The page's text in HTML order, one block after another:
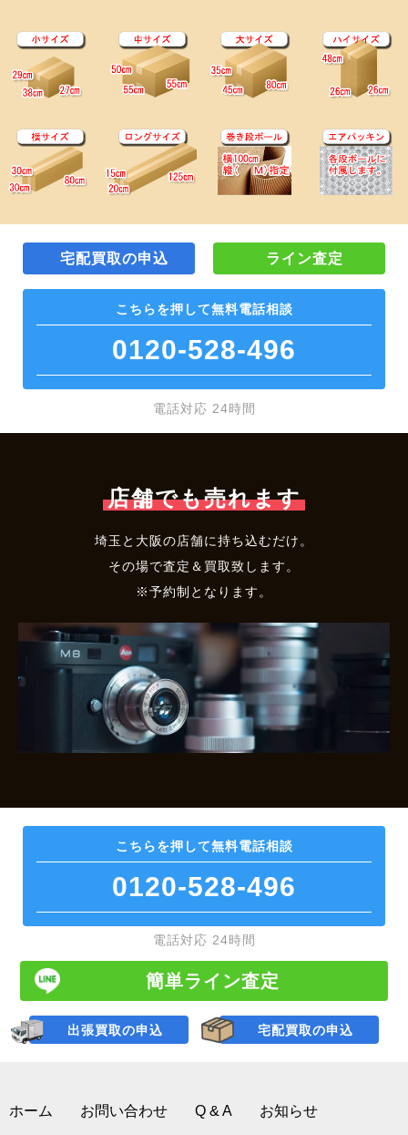
宅配買取の申込 ライン査定
こちらを押して無料電話相談
0120-528-496
電話対応 24時間
店舗でも売れます
埼玉と大阪の店舗に持ち込むだけ。
その場で査定＆買取致します。
※予約制となります。
こちらを押して無料電話相談
0120-528-496
電話対応 24時間
出張買取の申込 宅配買取の申込
簡単ライン査定
ホーム お問い合わせ Q & A お知らせ